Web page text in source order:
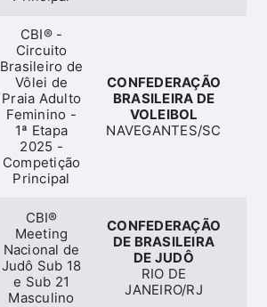
CBI® -
Circuito
Brasileiro de
Vôlei de
Praia Adulto
Feminino -
1ª Etapa
2025 -
Competição
Principal
CONFEDERAÇÃO
BRASILEIRA DE
VOLEIBOL
NAVEGANTES/SC
CBI®
Meeting
Nacional de
Judô Sub 18
e Sub 21
Masculino
CONFEDERAÇÃO
DE BRASILEIRA
DE JUDÔ
RIO DE
JANEIRO/RJ